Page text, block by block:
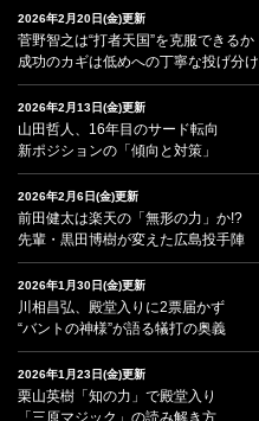
2026年2月20日(金)更新
菅野智之は“打者天国”を克服できるか
成功のカギは低めへの丁寧な投げ分け
2026年2月13日(金)更新
山田哲人、16年目のサード転向
新ポジションの「傾向と対策」
2026年2月6日(金)更新
前田健太は楽天の「無形の力」か!?
先輩・黒田博樹が変えた広島投手陣
2026年1月30日(金)更新
川相昌弘、殿堂入りに2票届かず
“バントの神様”が語る犠打の奥義
2026年1月23日(金)更新
栗山英樹「知の力」で殿堂入り
「三原マジック」の読み解き方